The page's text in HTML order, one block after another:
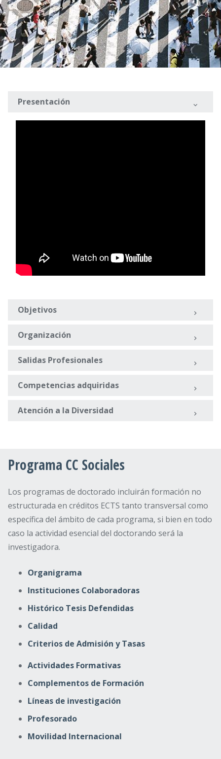
Presentación
Objetivos
Organización
Salidas Profesionales
Competencias adquiridas
Atención a la Diversidad
Programa CC Sociales
Los programas de doctorado incluirán formación no
estructurada en créditos ECTS tanto transversal como
específica del ámbito de cada programa, si bien en todo
caso la actividad esencial del doctorando será la
investigadora.
Organigrama
Instituciones Colaboradoras
Histórico Tesis Defendidas
Calidad
Criterios de Admisión y Tasas
Actividades Formativas
Complementos de Formación
Líneas de investigación
Profesorado
Movilidad Internacional